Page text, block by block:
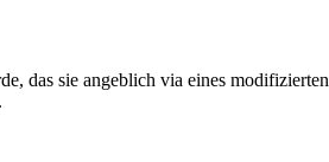
das sie angeblich via eines modifizierten